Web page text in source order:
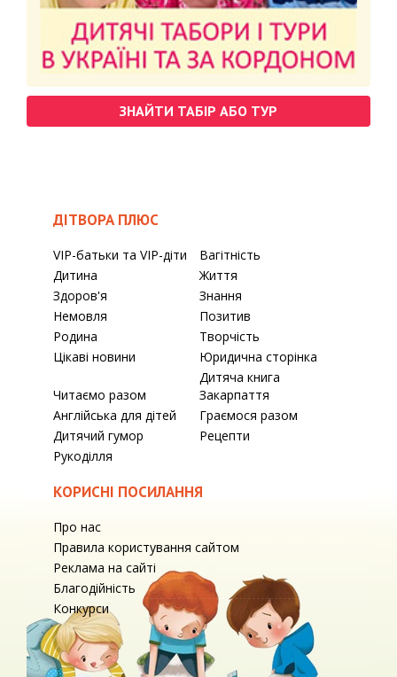
ЗНАЙТИ ТАБІР АБО ТУР
ДІТВОРА ПЛЮС
VIP-батьки та VIP-діти
Вагітність
Дитина
Життя
Здоров'я
Знання
Немовля
Позитив
Родина
Творчість
Цікаві новини
Юридична сторінка
Читаємо разом
Дитяча книга
Закарпаття
Англійська для дітей
Граємося разом
Дитячий гумор
Рецепти
Рукоділля
КОРИСНІ ПОСИЛАННЯ
Про нас
Правила користування сайтом
Реклама на сайті
Благодійність
Конкурси